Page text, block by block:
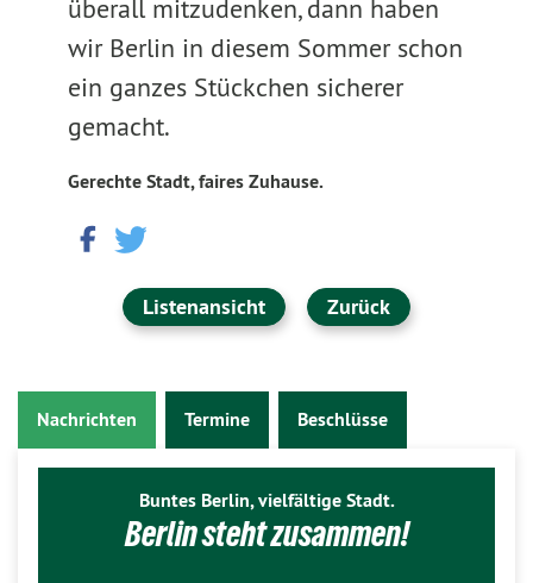
überall mitzudenken, dann haben
wir Berlin in diesem Sommer schon
ein ganzes Stückchen sicherer
gemacht.
Gerechte Stadt, faires Zuhause.
Listenansicht Zurück
Nachrichten Termine Beschlüsse
Buntes Berlin, vielfältige Stadt.
Berlin steht zusammen!